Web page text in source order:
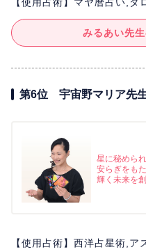
みるあい先
第6位 宇宙野マリア先
星に秘めら
安らぎをも
輝く未来を
【使用占術】西洋占星術,